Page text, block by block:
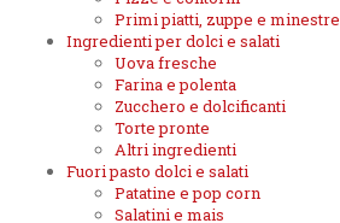
Primi piatti, zuppe e minestre
Ingredienti per dolci e salati
Uova fresche
Farina e polenta
Zucchero e dolcificanti
Torte pronte
Altri ingredienti
Fuori pasto dolci e salati
Patatine e pop corn
Salatini e mais